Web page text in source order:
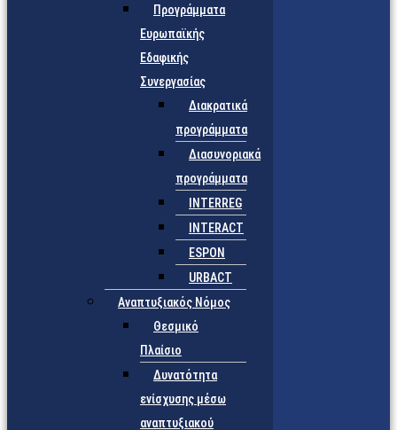
Προγράμματα
Ευρωπαϊκής
Εδαφικής
Συνεργασίας
Διακρατικά
προγράμματα
Διασυνοριακά
προγράμματα
INTERREG
INTERACT
ESPON
URBACT
Αναπτυξιακός Νόμος
Θεσμικό
Πλαίσιο
Δυνατότητα
ενίσχυσης μέσω
αναπτυξιακού